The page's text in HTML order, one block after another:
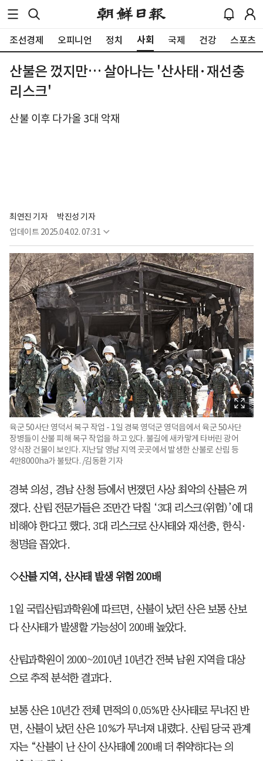
조선경제 오피니언 정치 사회 국제 건강 스포츠
산불은 껐지만… 살아나는 '산사태·재선충
리스크'
산불 이후 다가올 3대 악재
최연진 기자
박진성 기자
업데이트 2025.04.02. 07:31
육군 50사단 영덕서 복구 작업 - 1일 경북 영덕군 영덕읍에서 육군 50사단
장병들이 산불 피해 복구 작업을 하고 있다. 불길에 새카맣게 타버린 광어
양식장 건물이 보인다. 지난달 영남 지역 곳곳에서 발생한 산불로 산림 등
4만8000ha가 불탔다. /김동환 기자
경북 의성, 경남 산청 등에서 번졌던 사상 최악의 산불은 꺼
졌다. 산림 전문가들은 조만간 닥칠 ‘3대 리스크(위험)’에 대
비해야 한다고 했다. 3대 리스크로 산사태와 재선충, 한식·
청명을 꼽았다.
◇산불 지역, 산사태 발생 위험 200배
1일 국립산림과학원에 따르면, 산불이 났던 산은 보통 산보
다 산사태가 발생할 가능성이 200배 높았다.
산림과학원이 2000~2010년 10년간 전북 남원 지역을 대상
으로 추적 분석한 결과다.
보통 산은 10년간 전체 면적의 0.05%만 산사태로 무너진 반
면, 산불이 났던 산은 10%가 무너져 내렸다. 산림 당국 관계
자는 “산불이 난 산이 산사태에 200배 더 취약하다는 의